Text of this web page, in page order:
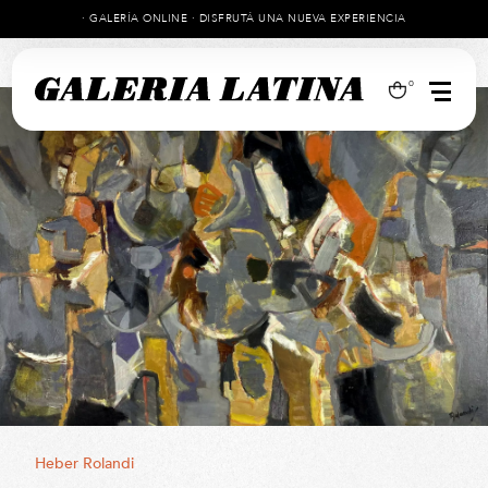
· GALERÍA ONLINE · DISFRUTÁ UNA NUEVA EXPERIENCIA
0
Heber Rolandi